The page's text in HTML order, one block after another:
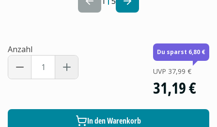
Anzahl Du sparst 6,80 €
UVP 37,99 €
31,19 €
In den Warenkorb